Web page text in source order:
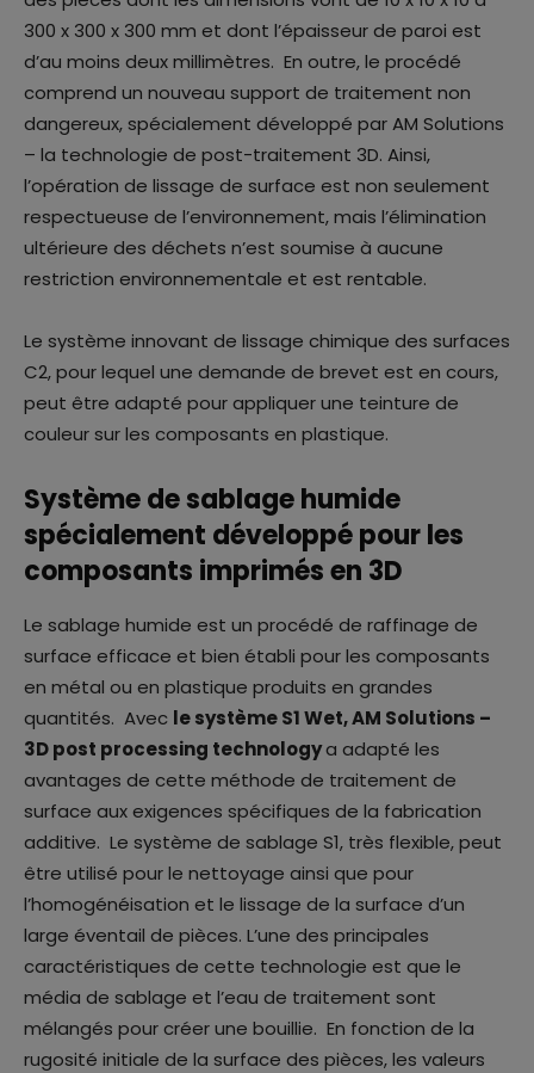
300 x 300 x 300 mm et dont l’épaisseur de paroi est
d’au moins deux millimètres. En outre, le procédé
comprend un nouveau support de traitement non
dangereux, spécialement développé par AM Solutions
– la technologie de post-traitement 3D. Ainsi,
l’opération de lissage de surface est non seulement
respectueuse de l’environnement, mais l’élimination
ultérieure des déchets n’est soumise à aucune
restriction environnementale et est rentable.
Le système innovant de lissage chimique des surfaces
C2, pour lequel une demande de brevet est en cours,
peut être adapté pour appliquer une teinture de
couleur sur les composants en plastique.
Système de sablage humide
spécialement développé pour les
composants imprimés en 3D
Le sablage humide est un procédé de raffinage de
surface efficace et bien établi pour les composants
en métal ou en plastique produits en grandes
quantités. Avec le système S1 Wet, AM Solutions –
3D post processing technologya adapté les
avantages de cette méthode de traitement de
surface aux exigences spécifiques de la fabrication
additive. Le système de sablage S1, très flexible, peut
être utilisé pour le nettoyage ainsi que pour
l’homogénéisation et le lissage de la surface d’un
large éventail de pièces. L’une des principales
caractéristiques de cette technologie est que le
média de sablage et l’eau de traitement sont
mélangés pour créer une bouillie. En fonction de la
rugosité initiale de la surface des pièces, les valeurs